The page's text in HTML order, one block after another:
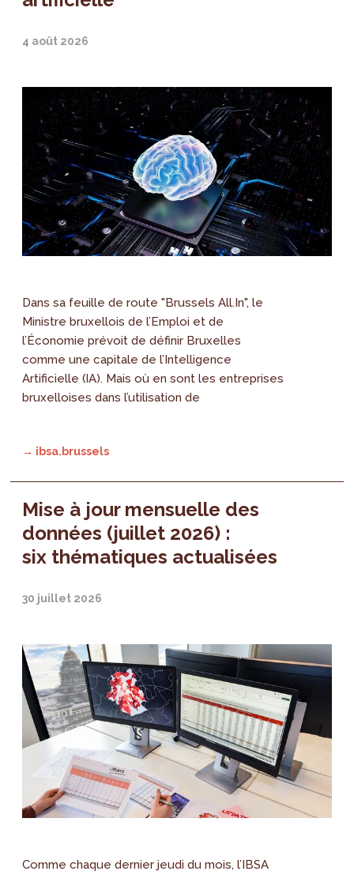
4 août 2026
Dans sa feuille de route "Brussels All.In", le
Ministre bruxellois de l’Emploi et de
l’Économie prévoit de définir Bruxelles
comme une capitale de l’Intelligence
Artificielle (IA). Mais où en sont les entreprises
bruxelloises dans l’utilisation de
→ ibsa.brussels
Mise à jour mensuelle des
données (juillet 2026) :
six thématiques actualisées
30 juillet 2026
Comme chaque dernier jeudi du mois, l’IBSA